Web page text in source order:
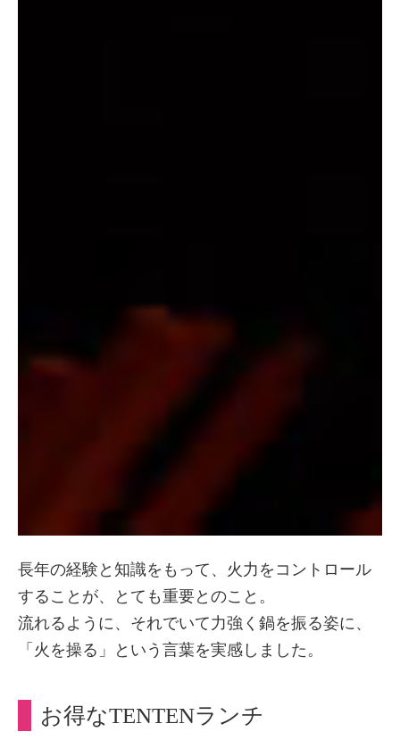
長年の経験と知識をもって、火力をコントロール
することが、とても重要とのこと。
流れるように、それでいて力強く鍋を振る姿に、
「火を操る」という言葉を実感しました。
お得なTENTENランチ